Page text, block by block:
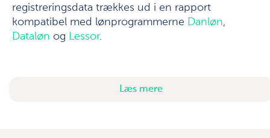
registreringsdata trækkes ud i en rapport
kompatibel med lønprogrammerne Danløn,
Dataløn og Lessor.
Læs mere